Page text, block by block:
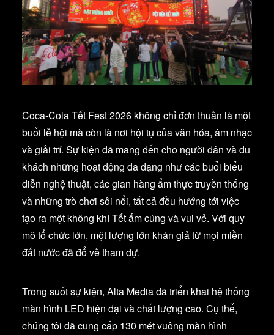
Coca-Cola Tết Fest 2026 không chỉ đơn thuần là một
buổi lễ hội mà còn là nơi hội tụ của văn hóa, âm nhạc
và giải trí. Sự kiện đã mang đến cho người dân và du
khách những hoạt động đa dạng như các buổi biểu
diễn nghệ thuật, các gian hàng ẩm thực truyền thống
và những trò chơi sôi nổi, tất cả đều hướng tới việc
tạo ra một không khí Tết ấm cúng và vui vẻ. Với quy
mô tổ chức lớn, một lượng lớn khán giả từ mọi miền
đất nước đã đổ về tham dự.
Trong suốt sự kiện, Alta Media đã triển khai hệ thống
màn hình LED hiện đại và chất lượng cao. Cụ thể,
chúng tôi đã cung cấp 130 mét vuông màn hình